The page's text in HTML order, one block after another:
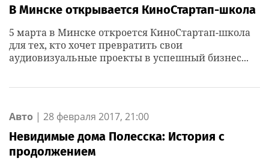
В Минске открывается КиноСтартап-школа
5 марта в Минске откроется КиноСтартап-школа
для тех, кто хочет превратить свои
аудиовизуальные проекты в успешный бизнес...
Авто | 28 февраля 2017, 21:00
Невидимые дома Полесска: История с
продолжением